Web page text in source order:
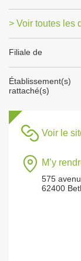
> Voir toutes les
Filiale de
Établissement(s)
rattaché(s)
Voir le
M’y
575
62400